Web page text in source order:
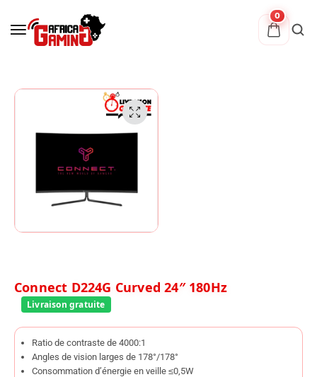
0
Connect D224G Curved 24″ 180Hz
Ratio de contraste de 4000:1
Angles de vision larges de 178°/178°
Consommation d’énergie en veille ≤0,5W